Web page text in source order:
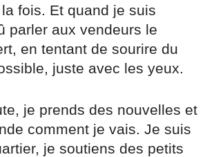
fois. Et quand je suis
parler aux vendeurs le
en tentant de sourire du
juste avec les yeux.
je prends des nouvelles et
comment je vais. Je suis
je soutiens des petits